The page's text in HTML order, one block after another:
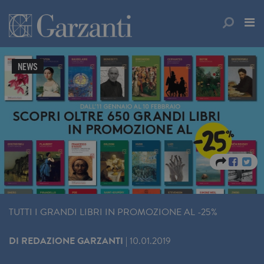
NEWS
TUTTI I GRANDI LIBRI IN PROMOZIONE AL -25%
DI REDAZIONE GARZANTI | 10.01.2019